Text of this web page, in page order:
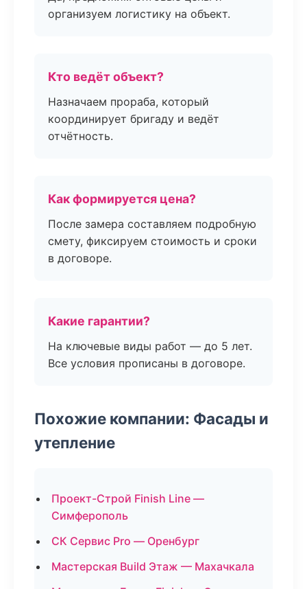
организуем логистику на объект.
Кто ведёт объект?
Назначаем прораба, который
координирует бригаду и ведёт
отчётность.
Как формируется цена?
После замера составляем подробную
смету, фиксируем стоимость и сроки
в договоре.
Какие гарантии?
На ключевые виды работ — до 5 лет.
Все условия прописаны в договоре.
Похожие компании: Фасады и
утепление
Проект-Строй Finish Line —
Симферополь
СК Сервис Pro — Оренбург
Мастерская Build Этаж — Махачкала